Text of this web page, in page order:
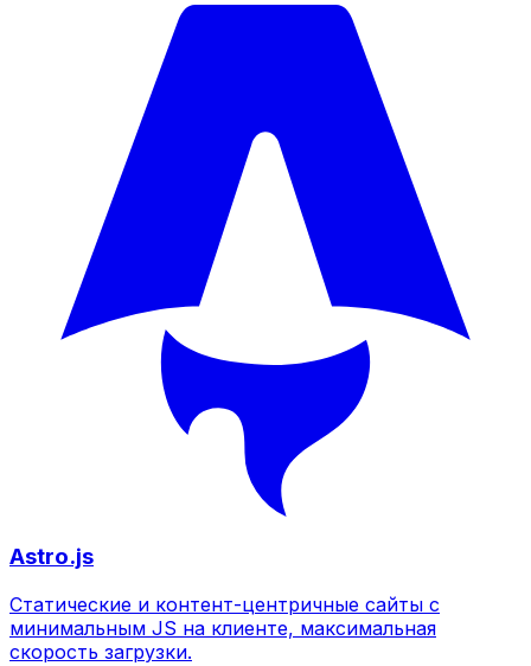
Astro.js
Статические и контент-центричные сайты с
минимальным JS на клиенте, максимальная
скорость загрузки.